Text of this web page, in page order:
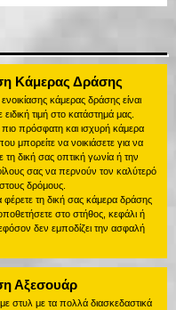
Κάμερας Δράσης
κάμερας δράσης είναι
ειδική τιμή στο κατάστημά μας.
πρόσφατη και ισχυρή κάμερα
μπορείτε να νοικιάσετε για να
τη δική σας οπτική γωνία ή την
σας να περνούν τον καλύτερό
δρόμους.
φέρετε τη δική σας κάμερα δράσης
στο στήθος, κεφάλι ή
δεν εμποδίζει την ασφαλή
Αξεσουάρ
στυλ με τα πολλά διασκεδαστικά